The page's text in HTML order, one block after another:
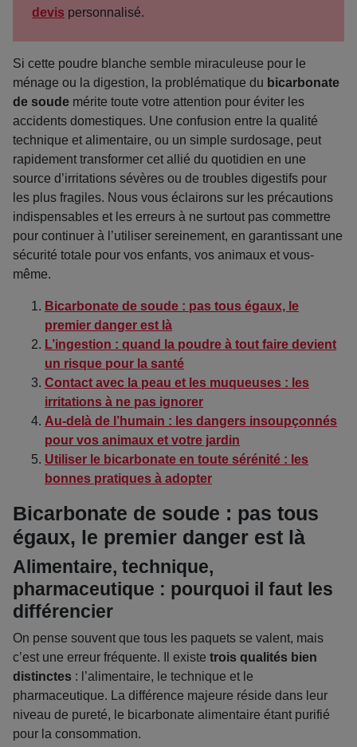
devis personnalisé.
Si cette poudre blanche semble miraculeuse pour le
ménage ou la digestion, la problématique du bicarbonate
de soude mérite toute votre attention pour éviter les
accidents domestiques. Une confusion entre la qualité
technique et alimentaire, ou un simple surdosage, peut
rapidement transformer cet allié du quotidien en une
source d’irritations sévères ou de troubles digestifs pour
les plus fragiles. Nous vous éclairons sur les précautions
indispensables et les erreurs à ne surtout pas commettre
pour continuer à l’utiliser sereinement, en garantissant une
sécurité totale pour vos enfants, vos animaux et vous-
même.
Bicarbonate de soude : pas tous égaux, le
premier danger est là
L’ingestion : quand la poudre à tout faire devient
un risque pour la santé
Contact avec la peau et les muqueuses : les
irritations à ne pas ignorer
Au-delà de l’humain : les dangers insoupçonnés
pour vos animaux et votre jardin
Utiliser le bicarbonate en toute sérénité : les
bonnes pratiques à adopter
Bicarbonate de soude : pas tous
égaux, le premier danger est là
Alimentaire, technique,
pharmaceutique : pourquoi il faut les
différencier
On pense souvent que tous les paquets se valent, mais
c’est une erreur fréquente. Il existe trois qualités bien
distinctes : l’alimentaire, le technique et le
pharmaceutique. La différence majeure réside dans leur
niveau de pureté, le bicarbonate alimentaire étant purifié
pour la consommation.